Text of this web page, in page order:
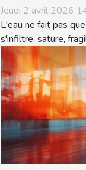
Jeudi 2 avril 2026
L'eau ne fait pas
s'infiltre, sature,